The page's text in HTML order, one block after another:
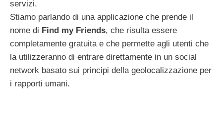
servizi.
Stiamo parlando di una applicazione che prende il
nome di Find my Friends, che risulta essere
completamente gratuita e che permette agli utenti che
la utilizzeranno di entrare direttamente in un social
network basato sui principi della geolocalizzazione per
i rapporti umani.